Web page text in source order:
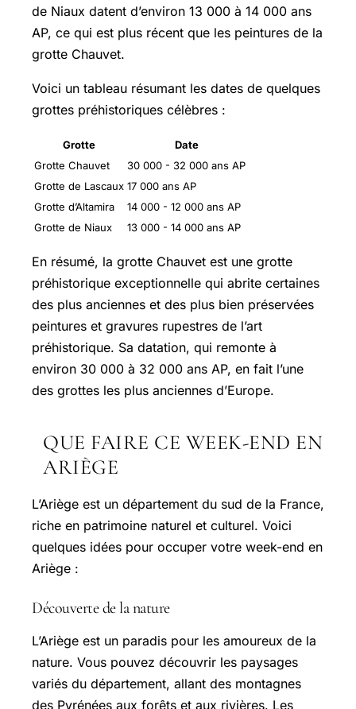
de Niaux datent d’environ 13 000 à 14 000 ans
AP, ce qui est plus récent que les peintures de la
grotte Chauvet.
Voici un tableau résumant les dates de quelques
grottes préhistoriques célèbres :
Grotte
Date
Grotte Chauvet
30 000 - 32 000 ans AP
Grotte de Lascaux 17 000 ans AP
Grotte d’Altamira
14 000 - 12 000 ans AP
Grotte de Niaux
13 000 - 14 000 ans AP
En résumé, la grotte Chauvet est une grotte
préhistorique exceptionnelle qui abrite certaines
des plus anciennes et des plus bien préservées
peintures et gravures rupestres de l’art
préhistorique. Sa datation, qui remonte à
environ 30 000 à 32 000 ans AP, en fait l’une
des grottes les plus anciennes d’Europe.
QUE FAIRE CE WEEK-END EN
ARIÈGE
L’Ariège est un département du sud de la France,
riche en patrimoine naturel et culturel. Voici
quelques idées pour occuper votre week-end en
Ariège :
Découverte de la nature
L’Ariège est un paradis pour les amoureux de la
nature. Vous pouvez découvrir les paysages
variés du département, allant des montagnes
des Pyrénées aux forêts et aux rivières. Les